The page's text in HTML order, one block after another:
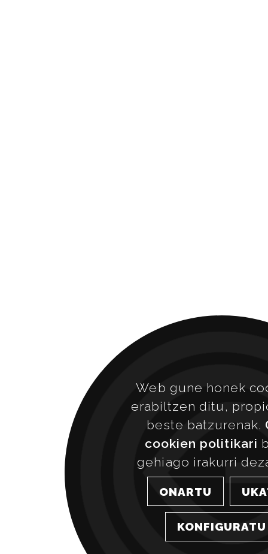
Web gune honek
erabiltzen ditu,
beste batzurenak.
cookien politikari
gehiago irakurri